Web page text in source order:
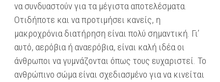
να συνδυαστούν για τα μέγιστα αποτελέσματα.
Οτιδήποτε και να προτιμήσει κανείς, η
μακροχρόνια διατήρηση είναι πολύ σημαντική. Γι’
αυτό, αερόβια ή αναερόβια, είναι καλή ιδέα οι
άνθρωποι να γυμνάζονται όπως τους ευχαριστεί. Το
ανθρώπινο σώμα είναι σχεδιασμένο για να κινείται